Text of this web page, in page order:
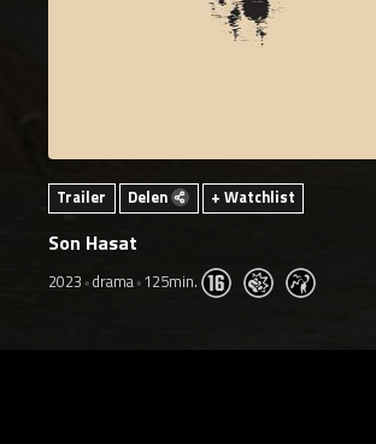
Trailer Delen + Watchlist
Son Hasat
2023 drama 125min.